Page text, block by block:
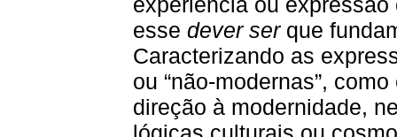
esse dever serque
Caracterizando as
ou “não-modernas”,
direção à modernidade,